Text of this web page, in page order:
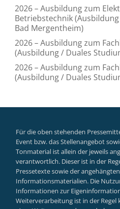
2026 – Ausbildung zum
Betriebstechnik
Bad Mergentheim)
2026 – Ausbildung zum
(Ausbildung / Duales
2026 – Ausbildung zum
(Ausbildung / Duales
Für die oben stehenden
Event bzw. das Stellenangebot
Tonmaterial ist allein der jeweils
verantwortlich. Dieser ist in der
Pressetexte sowie der
Informationsmaterialien. Die
Informationen zur
Weiterverarbeitung ist in der Regel